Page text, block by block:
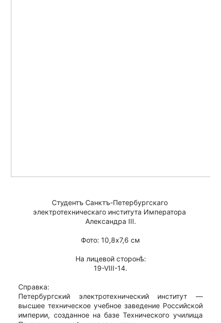
Студентъ Санктъ-Петербургскаго
электротехническаго института Императора
Александра III.
Фото: 10,8х7,6 см
На лицевой сторонѣ:
19-VIII-14.
Справка:
Петербургский электротехнический институт —
высшее техническое учебное заведение Российской
империи, созданное на базе Технического училища